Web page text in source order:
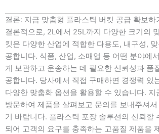
결론: 지금 맞춤형 플라스틱 버킷 공급 확보하
결론적으로, 2L에서 25L까지 다양한 크기의
킷은 다양한 산업에 적합한 다용도, 내구성,
공합니다. 식품, 산업, 소매업 등 어떤 분야에
게 보관하고 운송하는 데 필요한 신뢰성과 품
공합니다. 당사에서 직접 구매하면 경쟁력 있
다양한 맞춤화 옵션을 활용할 수 있습니다. 지
방문하여 제품을 살펴보고 문의를 보내주셔
기 바랍니다. 플라스틱 포장 솔루션의 신뢰할
되어 고객의 요구를 충족하는 고품질 제품을